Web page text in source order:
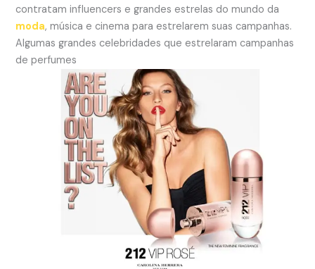
contratam influencers e grandes estrelas do mundo da
moda, música e cinema para estrelarem suas campanhas.
Algumas grandes celebridades que estrelaram campanhas
de perfumes